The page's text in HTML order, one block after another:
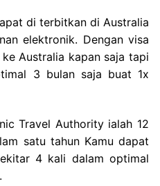
di terbitkan di Australia
elektronik. Dengan visa
Australia kapan saja tapi
3 bulan saja buat 1x
Travel Authority ialah 12
satu tahun Kamu dapat
4 kali dalam optimal